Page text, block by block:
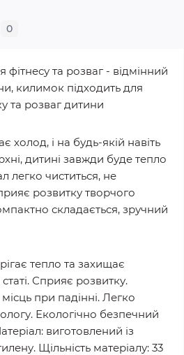
0
та розваг - відмінний
килимок підходить для
та розваг дитини
холод, і на будь-якій навіть
дитині завжди буде тепло
легко чиститься, не
розвитку творчого
складається, зручний
тепло та захищає
Сприяє розвитку.
при падінні. Легко
Екологічно безпечний
виготовлений із
Щільність матеріалу: 33